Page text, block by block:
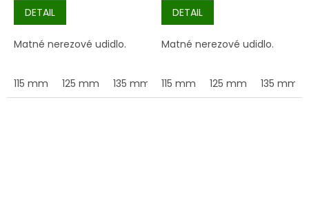
DETAIL
Matné nerezové udidlo.
115 mm 125 mm 135 mm 145 mm 155 mm
DETAIL
Matné nerezové udidlo.
115 mm 125 mm 135 mm